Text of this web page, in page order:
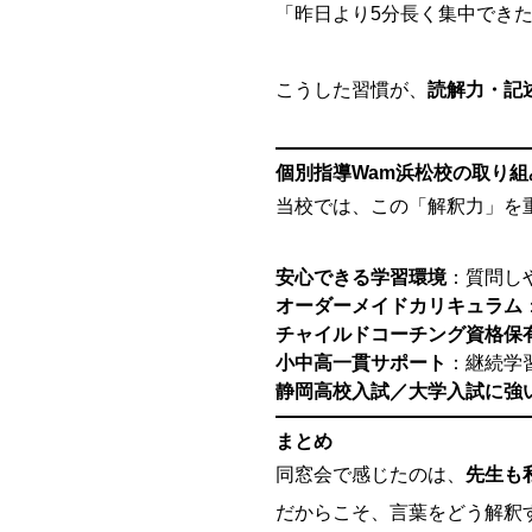
「昨日より5分長く集中でき
こうした習慣が、 読解力・記
個別指導Wam浜松校の取り組
当校では、この「解釈力」
安心できる学習環境：質問し
オーダーメイドカリキュラム
チャイルドコーチング資格保
小中高一貫サポート ：継続
静岡高校入試／大学入試に強
まとめ
同窓会で感じたのは、 先生も
だからこそ、言葉をどう解